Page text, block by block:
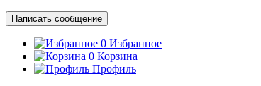
Написать сообщение
0 Избранное
0 Корзина
Профиль